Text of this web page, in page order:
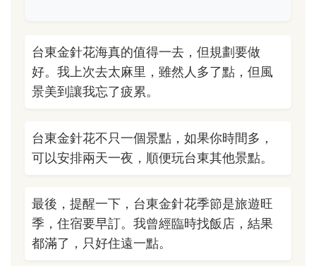
台東金針花海真的值得一去，但規劃要做
好。我上次去太麻里，雖然人多了點，但風
景美到讓我忘了疲累。
台東金針花不只一個景點，如果你時間多，
可以安排兩天一夜，順便玩台東其他景點。
最後，提醒一下，台東金針花季節是旅遊旺
季，住宿要早訂。我曾經臨時找飯店，結果
都滿了，只好住遠一點。